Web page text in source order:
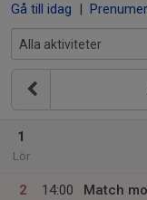
Gå till idag |
1
Lör
2
14:00
Match